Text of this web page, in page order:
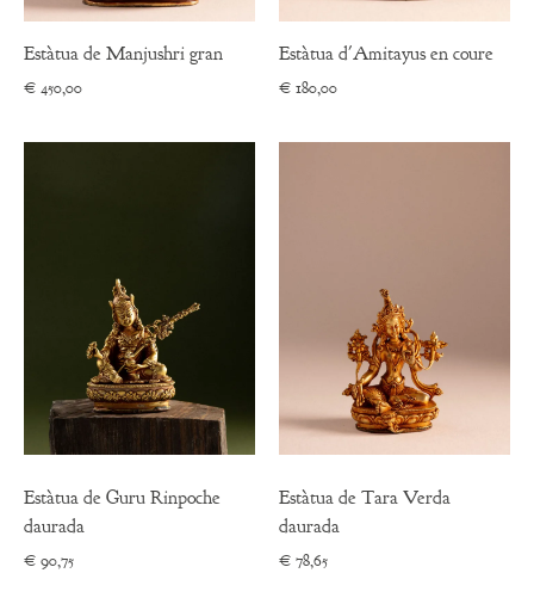
Estàtua de Manjushri gran
€ 450,00
Estàtua d'Amitayus en coure
€ 180,00
Estàtua de Guru Rinpoche
daurada
€ 90,75
Estàtua de Tara Verda
daurada
€ 78,65